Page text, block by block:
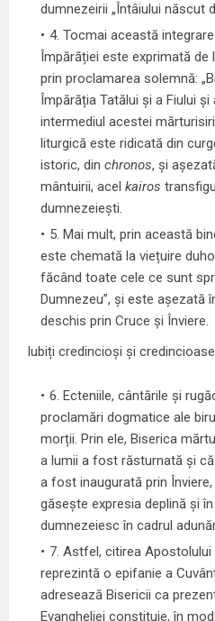
dumnezeirii „Întâiului născut
4. Tocmai această
Împărăției este exprimată de
prin proclamarea solemnă:
Împărăția Tatălui și a Fiului și
intermediul acestei
liturgică este ridicată din
istoric, din chronos, și
mântuirii, acel kairos
dumnezeiești.
5. Mai mult, prin această
este chemată la viețuire
făcând toate cele ce sunt
Dumnezeu”, și este așezată
deschis prin Cruce și Înviere.
Iubiți credincioși și
6. Ecteniile, cântările și
proclamări dogmatice ale
morții. Prin ele, Biserica
a lumii a fost răsturnată și
a fost inaugurată prin
găsește expresia deplină și
dumnezeiesc în cadrul
7. Astfel, citirea Apostolului
reprezintă o epifanie a
adresează Bisericii ca
Evangheliei constituie, în